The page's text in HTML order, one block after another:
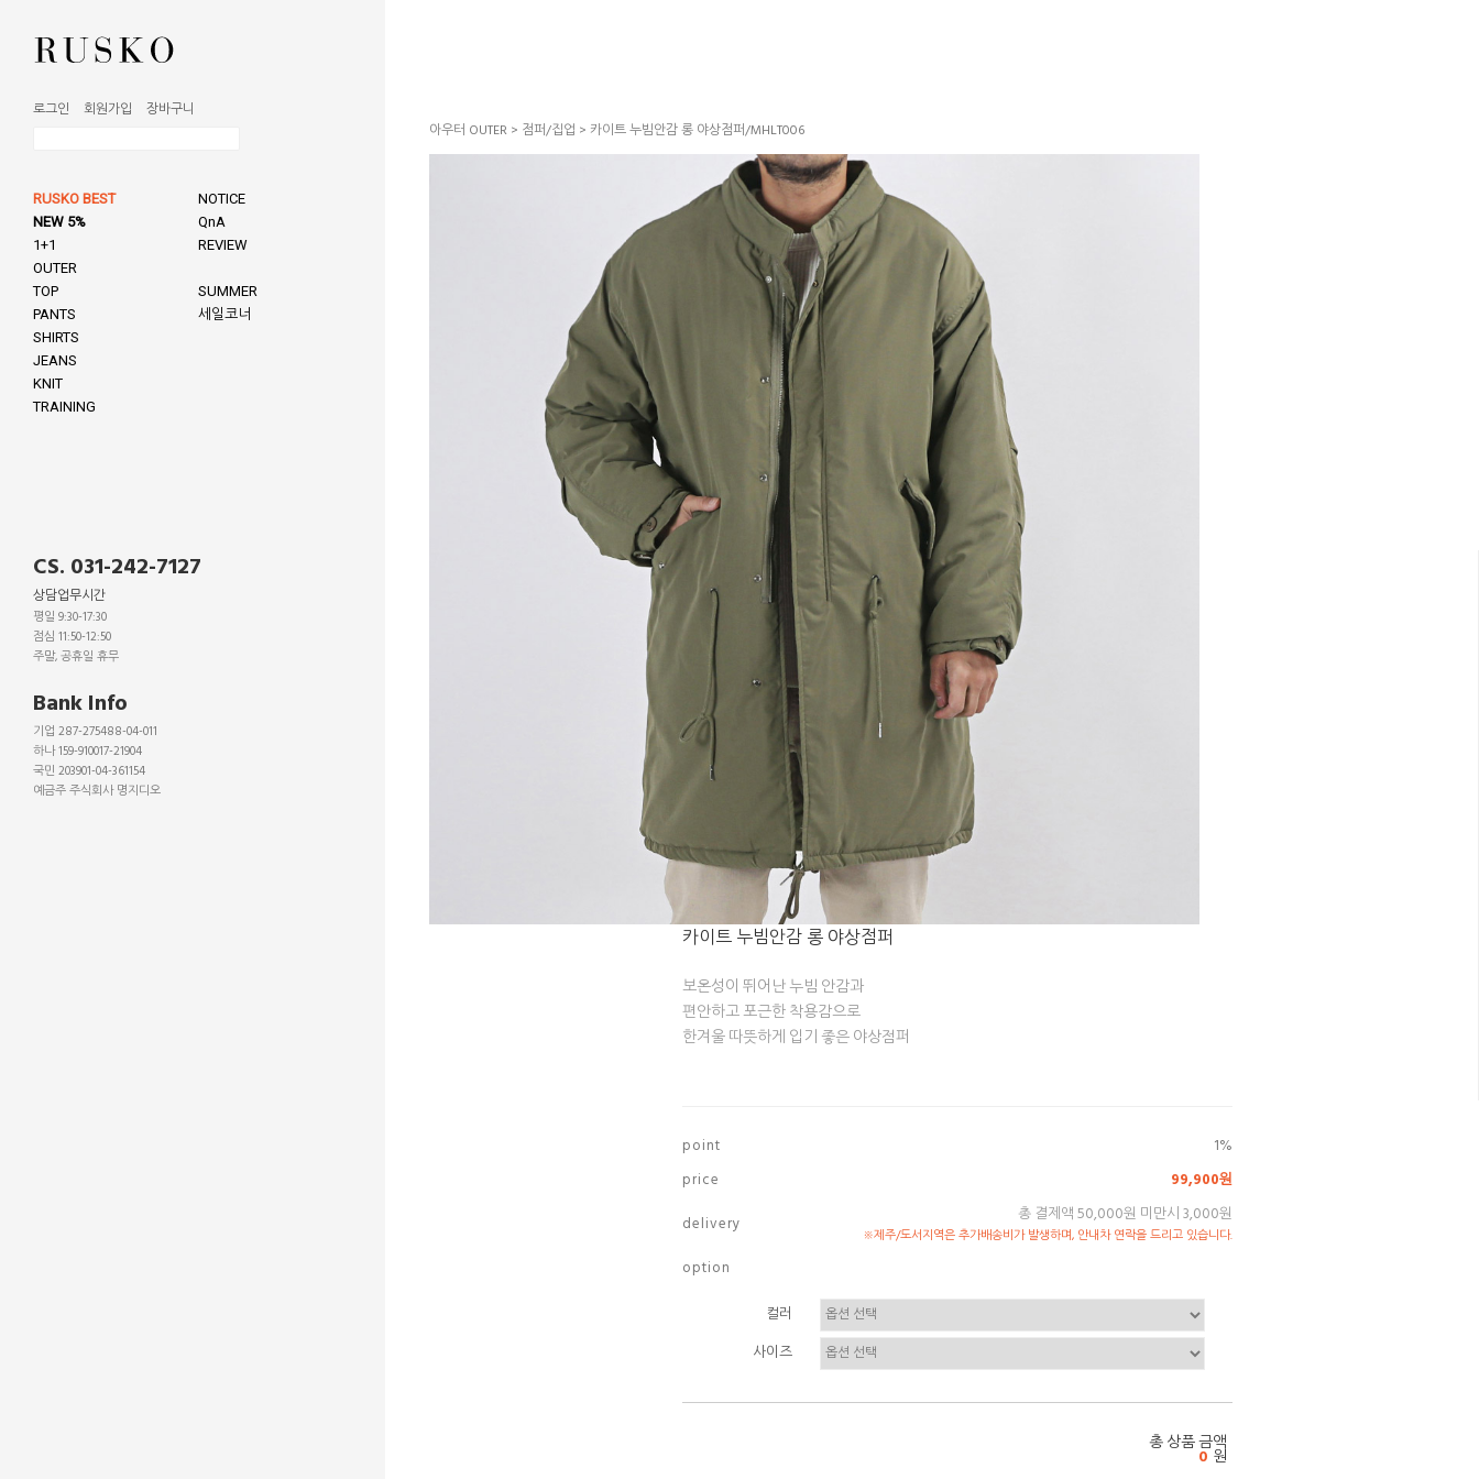
로그인 회원가입 장바구니
RUSKO BEST
NEW 5%
1+1
OUTER
TOP
PANTS
SHIRTS
JEANS
KNIT
TRAINING
NOTICE
QnA
REVIEW
SUMMER
세일코너
CS. 031-242-7127
상담업무시간
평일 9:30-17:30
점심 11:50-12:50
주말, 공휴일 휴무
Bank Info
기업 287-275488-04-011
하나 159-910017-21904
국민 203901-04-361154
예금주 주식회사 명지디오
아우터 OUTER > 점퍼/집업 > 카이트 누빔안감 롱 야상점퍼/MHLT006
카이트 누빔안감 롱 야상점퍼
보온성이 뛰어난 누빔 안감과
편안하고 포근한 착용감으로
한겨울 따뜻하게 입기 좋은 야상점퍼
p o i n t
1%
p r i c e
99,900원
d e l i v e r y
총 결제액 50,000원 미만시 3,000원
※제주/도서지역은 추가배송비가 발생하며, 안내차 연락을 드리고 있습니다.
o p t i o n
컬러
사이즈
총 상품 금액
0 원